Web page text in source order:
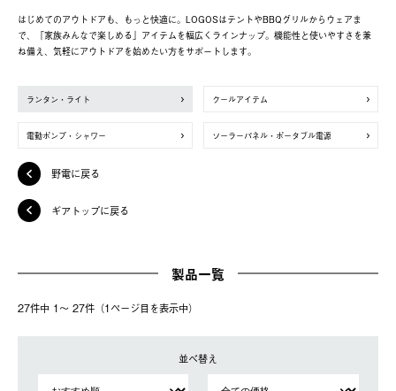
はじめてのアウトドアも、もっと快適に。LOGOSはテントやBBQグリルからウェアま
で、「家族みんなで楽しめる」アイテムを幅広くラインナップ。機能性と使いやすさを兼
ね備え、気軽にアウトドアを始めたい方をサポートします。
ランタン・ライト クールアイテム
電動ポンプ・シャワー ソーラーパネル・ポータブル電源
野電に戻る
ギアトップに戻る
製品一覧
27件中 1〜 27件（1ページ⽬を表⽰中）
並べ替え